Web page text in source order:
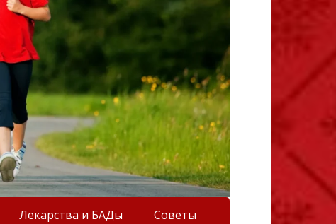
Лекарства и БАДы Советы